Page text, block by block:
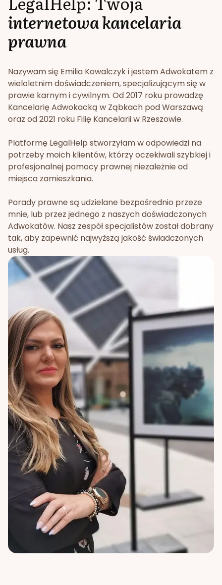
internetowa kancelaria
prawna
Nazywam się Emilia Kowalczyk i jestem Adwokatem z
wieloletnim doświadczeniem, specjalizującym się w
prawie karnym i cywilnym. Od 2017 roku prowadzę
Kancelarię Adwokacką w Ząbkach pod Warszawą
oraz od 2021 roku Filię Kancelarii w Rzeszowie.
Platformę LegalHelp stworzyłam w odpowiedzi na
potrzeby moich klientów, którzy oczekiwali szybkiej i
profesjonalnej pomocy prawnej niezależnie od
miejsca zamieszkania.
Porady prawne są udzielane bezpośrednio przeze
mnie, lub przez jednego z naszych doświadczonych
Adwokatów. Nasz zespół specjalistów został dobrany
tak, aby zapewnić najwyższą jakość świadczonych
usług.